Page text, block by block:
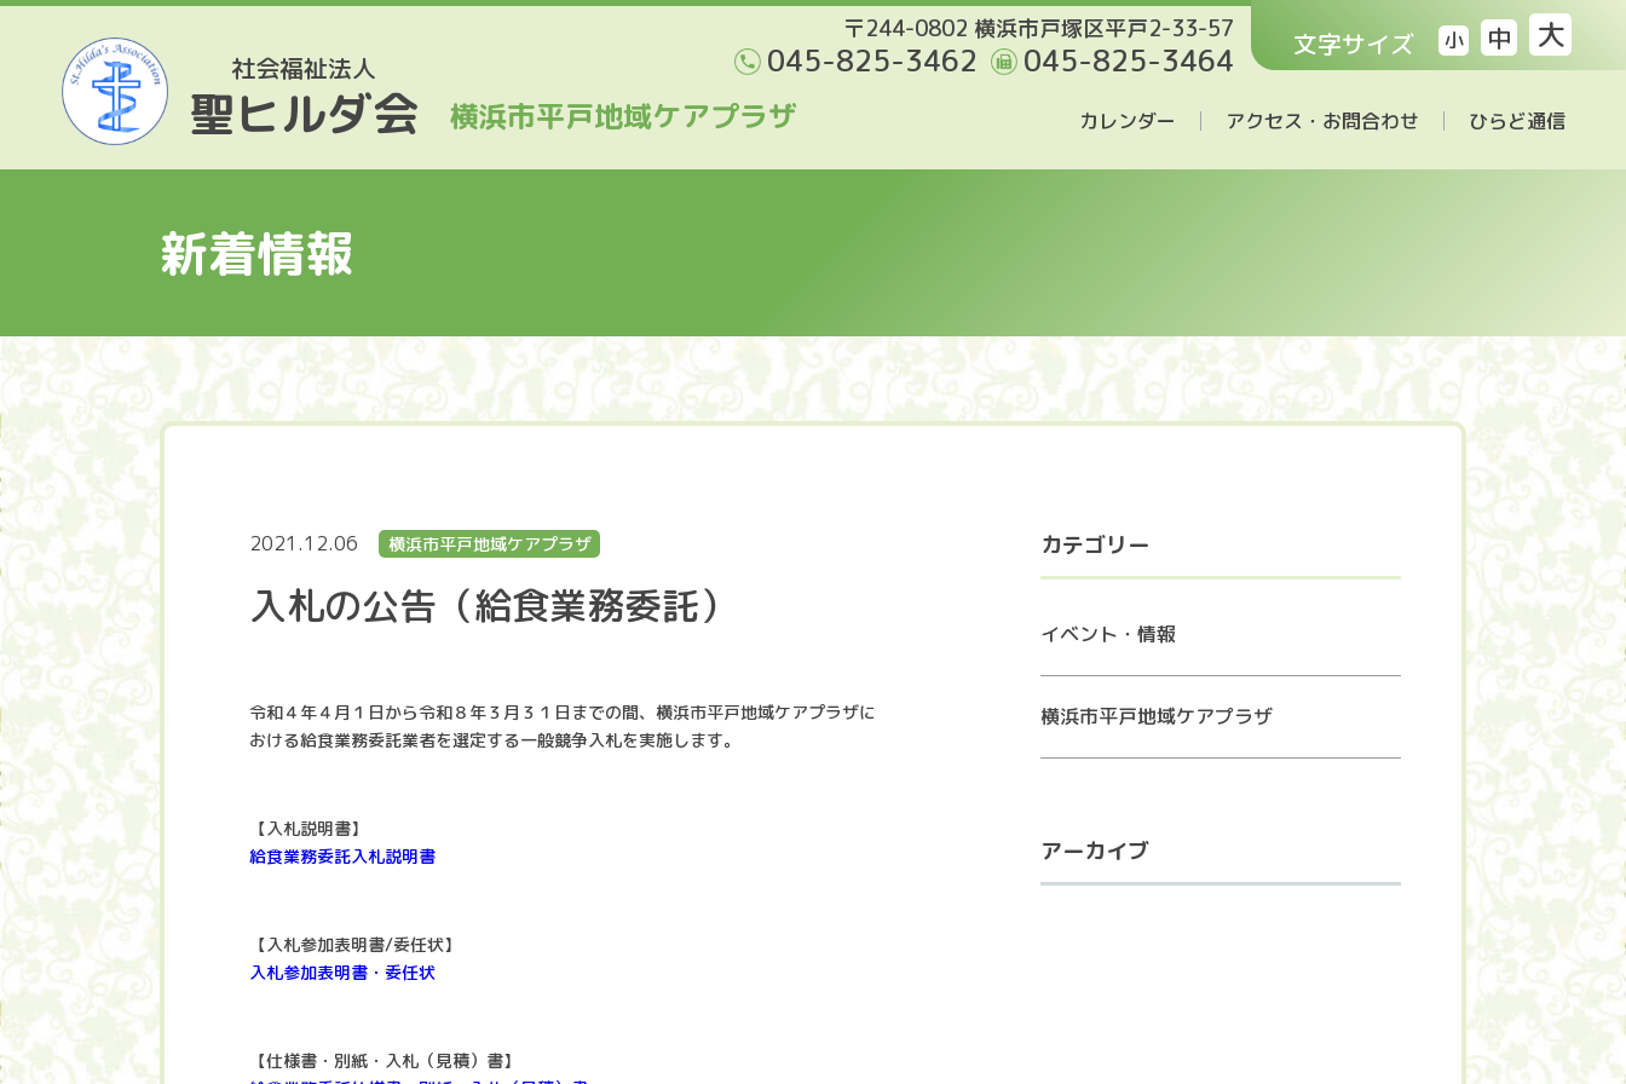
社会福祉法人
聖ヒルダ会 横浜市平戸地域ケアプラザ カレンダー アクセス・お問合わせ ひらど通信
〒244-0802 横浜市戸塚区平戸2-33-57
045-825-3462 045-825-3464 文字サイズ 小 中 大
新着情報
2021.12.06 横浜市平戸地域ケアプラザ
入札の公告（給食業務委託）
令和４年４月１日から令和８年３月３１日までの間、横浜市平戸地域ケアプラザに
おける給食業務委託業者を選定する一般競争入札を実施します。
【入札説明書】
給食業務委託入札説明書
【入札参加表明書/委任状】
入札参加表明書・委任状
【仕様書・別紙・入札（見積）書】
カテゴリー
イベント・情報
横浜市平戸地域ケアプラザ
アーカイブ